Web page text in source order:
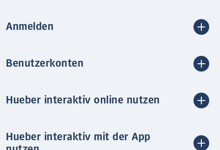
Anmelden
Benutzerkonten
Hueber interaktiv online nutzen
Hueber interaktiv mit der App